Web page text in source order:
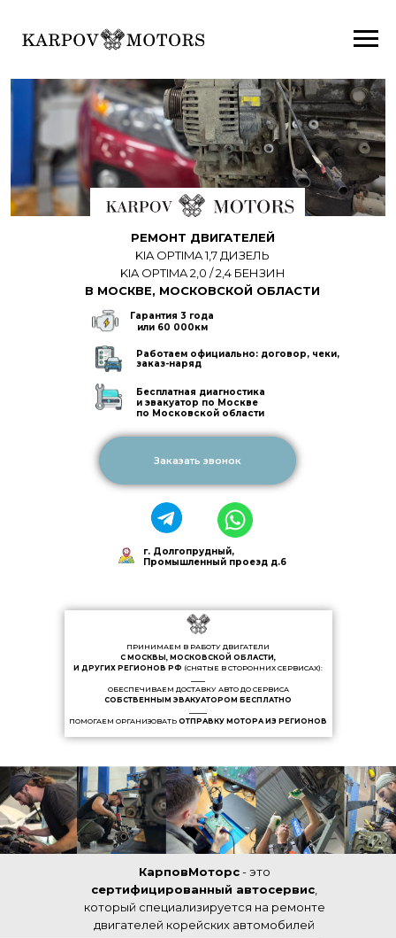
РЕМОНТ ДВИГАТЕЛЕЙ
KIA OPTIMA 1,7 ДИЗЕЛЬ
KIA OPTIMA 2,0 / 2,4 БЕНЗИН
В МОСКВЕ, МОСКОВСКОЙ ОБЛАСТИ
Гарантия 3 года
или 60 000км
Работаем официально: договор, чеки,
заказ-наряд
Бесплатная диагностика
и эвакуатор по Москве
по Московской области
Заказать звонок
г. Долгопрудный,
Промышленный проезд д.6
ПРИНИМАЕМ В РАБОТУ ДВИГАТЕЛИ
С МОСКВЫ, МОСКОВСКОЙ ОБЛАСТИ,
И ДРУГИХ РЕГИОНОВ РФ (СНЯТЫЕ В СТОРОННИХ СЕРВИСАХ):
ОБЕСПЕЧИВАЕМ ДОСТАВКУ АВТО ДО СЕРВИСА
СОБСТВЕННЫМ ЭВАКУАТОРОМ БЕСПЛАТНО
ПОМОГАЕМ ОРГАНИЗОВАТЬ ОТПРАВКУ МОТОРА ИЗ РЕГИОНОВ
КарповМоторс- это
сертифицированный автосервис
который специализируется на ремонте
двигателей корейских автомобилей
Ремонт двигателей Hyundai
(КИА) в Москве G4EE G4ED
G4HG G4FA G4FC G4FD G4FJ
G4NB G4NA G4NC G4ND G4NE
G4NL G4NN G4JS G4KA G4KD
G4KC G4KE G4KJ G4KK G4KM
G4KR G6DG G6DL G6DB G6DF
Автосервис по ремонту
отремонтировать двигатель